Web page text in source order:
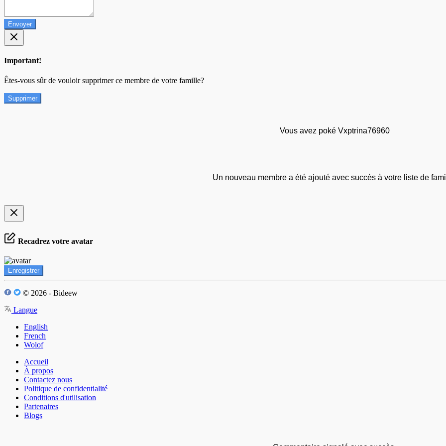
Envoyer
Important!
Êtes-vous sûr de vouloir supprimer ce membre de votre famille?
Supprimer
Vous avez poké Vxptrina76960
Un nouveau membre a été ajouté avec succès à votre liste de
Recadrez votre avatar
Enregistrer
© 2026 - Bideew
Langue
English
French
Wolof
Accueil
À propos
Contactez nous
Politique de confidentialité
Conditions d'utilisation
Partenaires
Blogs